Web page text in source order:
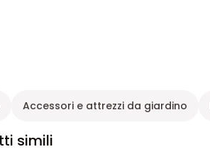
Accessori e attrezzi da giardino
simili